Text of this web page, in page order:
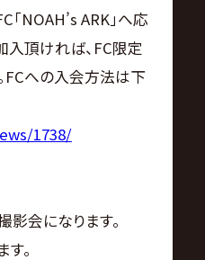
「NOAH’s ARK」へ応
頂ければ、FC限定
FCへの入会方法は下
1738/
会になります。
。